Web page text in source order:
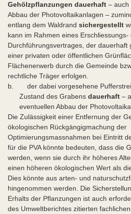
Gehölzpflanzungen dauerhaft – auch
Abbau der Photovoltaikanlagen –
entlang dem Waldrand sichergestellt
kann im Rahmen eines Erschliessungs-
Durchführungsvertrages, der dauerhaft
einer privaten oder öffentlichen
Flächenerwerb durch die Gemeinde
rechtliche Träger erfolgen.
b. der dabei vorgesehene
Zustand des Grabens dauerhaft –
eventuellen Abbau der
Die Zulässigkeit einer Entfernung der
ökologischen Rückgängigmachung der
Optimierungsmassnahmen bei Eintritt
für die PVA könnte bedeuten, dass die
werden, wenn sie durch ihr höheres
einen höheren ökologischen Wert als
Dies könnte aus arten- und
hingenommen werden. Die
Erhalts der Pflanzungen ist auch
des Umweltberichtes zitierten